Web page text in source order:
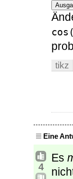
tikz
Eine
4
Es